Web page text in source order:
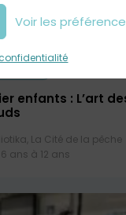
Voir les
enfants : L’art
La Cité de la pêche
6 ans à 12 ans